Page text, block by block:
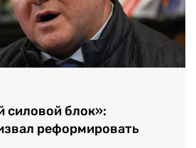
блок»:
реформировать